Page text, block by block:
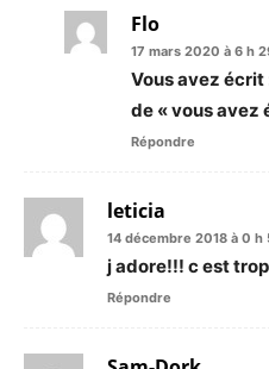
Flo
17 mars 2020 à 6 h
Vous avez écrit
de « vous avez
Répondre
leticia
14 décembre 2018 à 0 h
j adore!!! c est
Répondre